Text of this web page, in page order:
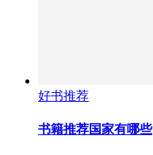
好书推荐
书籍推荐国家有哪些